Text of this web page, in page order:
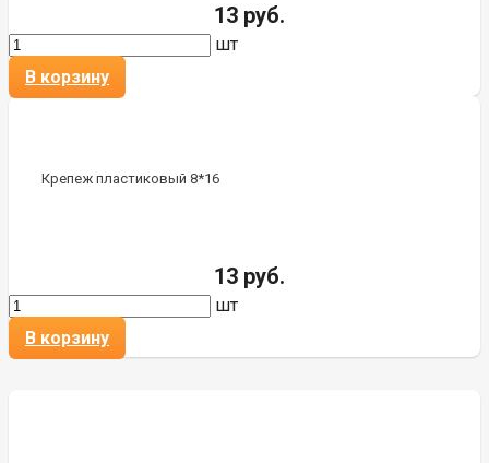
13 руб.
шт
В корзину
Крепеж пластиковый 8*16
13 руб.
шт
В корзину